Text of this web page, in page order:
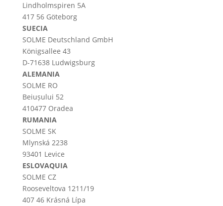
Lindholmspiren 5A
417 56 Göteborg
SUECIA
SOLME Deutschland GmbH
Königsallee 43
D-71638 Ludwigsburg
ALEMANIA
SOLME RO
Beiușului 52
410477 Oradea
RUMANIA
SOLME SK
Mlynská 2238
93401 Levice
ESLOVAQUIA
SOLME CZ
Rooseveltova 1211/19
407 46 Krásná Lípa